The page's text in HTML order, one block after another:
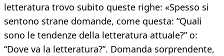
letteratura trovo subito queste righe: «Spesso si
sentono strane domande, come questa: “Quali
sono le tendenze della letteratura attuale?” o:
“Dove va la letteratura?”. Domanda sorprendente,